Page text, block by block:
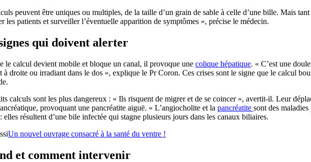
peuvent être uniques ou multiples, de la taille d’un grain de sable à celle d’une bille. Mais
les patients et surveiller l’éventuelle apparition de symptômes », précise le médecin.
qui doivent alerter
le calcul devient mobile et bloque un canal, il provoque une colique hépatique. « C’est une
à droite ou irradiant dans le dos », explique le Pr Coron. Ces crises sont le signe que le calcul
calculs sont les plus dangereux : « Ils risquent de migrer et de se coincer », avertit-il. Leur
provoquant une pancréatite aiguë. « L’angiocholite et la pancréatite sont des
elles résultent d’une bile infectée qui stagne plusieurs jours dans les canaux biliaires.
Un nouvel ouvrage consacré à la santé du ventre !
et comment intervenir